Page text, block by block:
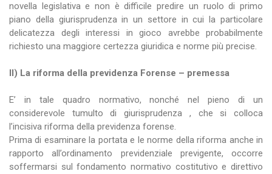
novella legislativa e non è difficile predire un ruolo di primo
piano della giurisprudenza in un settore in cui la particolare
delicatezza degli interessi in gioco avrebbe probabilmente
richiesto una maggiore certezza giuridica e norme più precise.
II) La riforma della previdenza Forense – premessa
E’ in tale quadro normativo, nonché nel pieno di un
considerevole tumulto di giurisprudenza , che si colloca
l’incisiva riforma della previdenza forense.
Prima di esaminare la portata e le norme della riforma anche in
rapporto all’ordinamento previdenziale previgente, occorre
soffermarsi sul fondamento normativo costitutivo e direttivo